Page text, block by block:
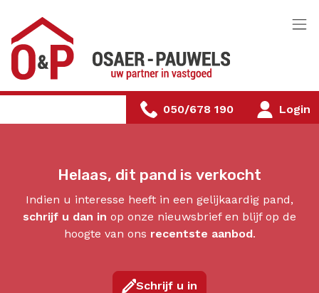
050/678 190 Login
Helaas, dit pand is verkocht
Indien u interesse heeft in een gelijkaardig pand,
schrijf u dan in op onze nieuwsbrief en blijf op de
hoogte van ons recentste aanbod.
Schrijf u in